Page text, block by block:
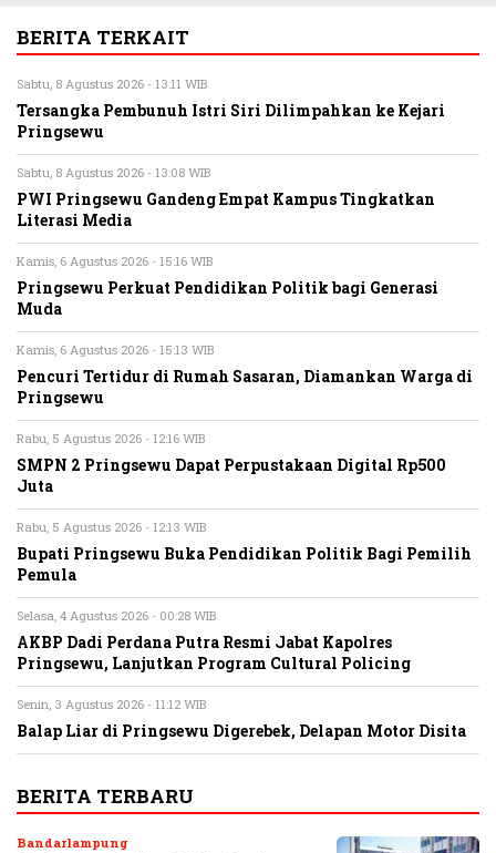
BERITA TERKAIT
Sabtu, 8 Agustus 2026 - 13:11 WIB
Tersangka Pembunuh Istri Siri Dilimpahkan ke Kejari
Pringsewu
Sabtu, 8 Agustus 2026 - 13:08 WIB
PWI Pringsewu Gandeng Empat Kampus Tingkatkan
Literasi Media
Kamis, 6 Agustus 2026 - 15:16 WIB
Pringsewu Perkuat Pendidikan Politik bagi Generasi
Muda
Kamis, 6 Agustus 2026 - 15:13 WIB
Pencuri Tertidur di Rumah Sasaran, Diamankan Warga di
Pringsewu
Rabu, 5 Agustus 2026 - 12:16 WIB
SMPN 2 Pringsewu Dapat Perpustakaan Digital Rp500
Juta
Rabu, 5 Agustus 2026 - 12:13 WIB
Bupati Pringsewu Buka Pendidikan Politik Bagi Pemilih
Pemula
Selasa, 4 Agustus 2026 - 00:28 WIB
AKBP Dadi Perdana Putra Resmi Jabat Kapolres
Pringsewu, Lanjutkan Program Cultural Policing
Senin, 3 Agustus 2026 - 11:12 WIB
Balap Liar di Pringsewu Digerebek, Delapan Motor Disita
BERITA TERBARU
Bandarlampung